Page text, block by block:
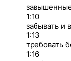
1:10
забывать и
1:13
требовать
1:16